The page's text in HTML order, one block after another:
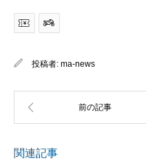
投稿者: ma-news
関連記事